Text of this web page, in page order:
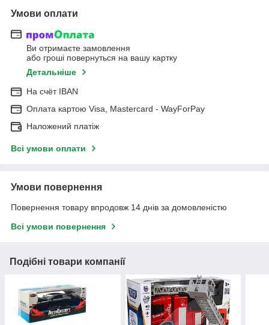
Умови оплати
Ви отримаєте замовлення
або гроші повернуться на вашу картку
Детальніше
На cчёт IBAN
Оплата картою Visa, Mastercard - WayForPay
Наложений платіж
Всі умови оплати
Умови повернення
Повернення товару впродовж 14 днів за домовленістю
Всі умови повернення
Подібні товари компанії